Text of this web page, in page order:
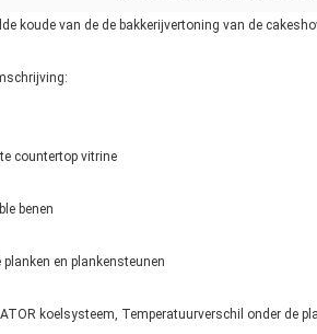
koude van de de bakkerijvertoning van de
countertop vitrine
benen
planken en plankensteunen
koelsysteem, Temperatuurverschil onder de